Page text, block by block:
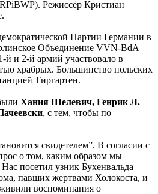
Режиссёр Кристиан
Партии Германии в
Объединение VVN-BdA
й и 2-й армий участвовало в
храбрых. Большинство польских
Тиргартен.
Хания Шелевич, Генрик Л.
, с тем, чтобы по
свидетелем”. В согласии с
о том, каким образом мы
посетил узник Бухенвальда
павших жертвами Холокоста, и
воспоминания о